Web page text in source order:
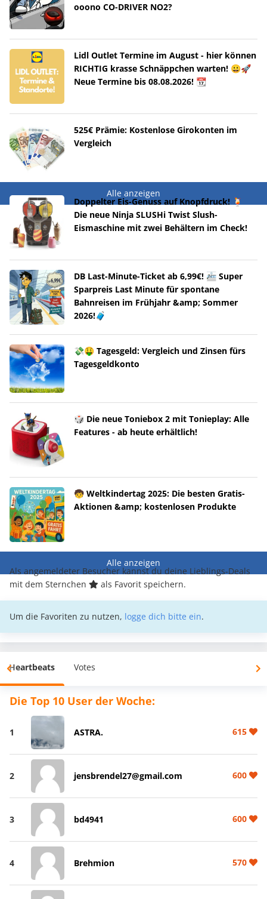
ooono CO-DRIVER NO2?
Lidl Outlet Termine im August - hier können
RICHTIG krasse Schnäppchen warten! 😀🚀
Neue Termine bis 08.08.2026! 📆
525€ Prämie: Kostenlose Girokonten im
Vergleich
Alle anzeigen
Doppelter Eis-Genuss auf Knopfdruck! 🍹
Die neue Ninja SLUSHi Twist Slush-
Eismaschine mit zwei Behältern im Check!
DB Last-Minute-Ticket ab 6,99€! 🚈 Super
Sparpreis Last Minute für spontane
Bahnreisen im Frühjahr &amp; Sommer
2026!🧳
💸🤑 Tagesgeld: Vergleich und Zinsen fürs
Tagesgeldkonto
🎲 Die neue Toniebox 2 mit Tonieplay: Alle
Features - ab heute erhältlich!
🧒 Weltkindertag 2025: Die besten Gratis-
Aktionen &amp; kostenlosen Produkte
Alle anzeigen
Als angemeldeter Besucher kannst du deine Lieblings-Deals
mit dem Sternchen
als Favorit speichern.
Um die Favoriten zu nutzen, logge dich bitte ein.
Heartbeats Votes
Die Top 10 User der Woche:
1 ASTRA. 615
2 jensbrendel27@gmail.com 600
3 bd4941 600
4 Brehmion 570